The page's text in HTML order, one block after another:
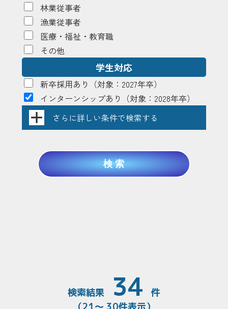
林業従事者
漁業従事者
医療・福祉・教育職
その他
学生対応
新卒採用あり
（対象：2027年卒）
インターンシップあり
（対象：2028年卒）
さらに詳しい条件で検索する
検索結果 34
件